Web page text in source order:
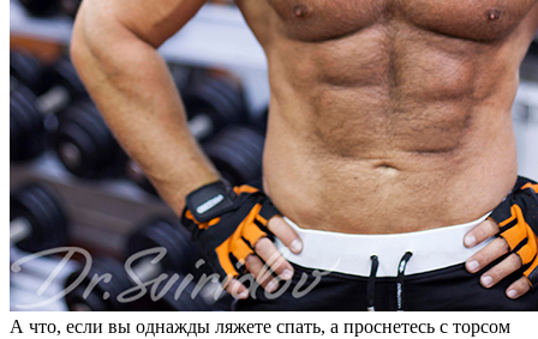
А что, если вы однажды ляжете спать, а проснетесь с торсом